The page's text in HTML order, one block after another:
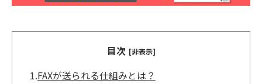
目次 [非表示]
1.FAXが送られる仕組みとは？